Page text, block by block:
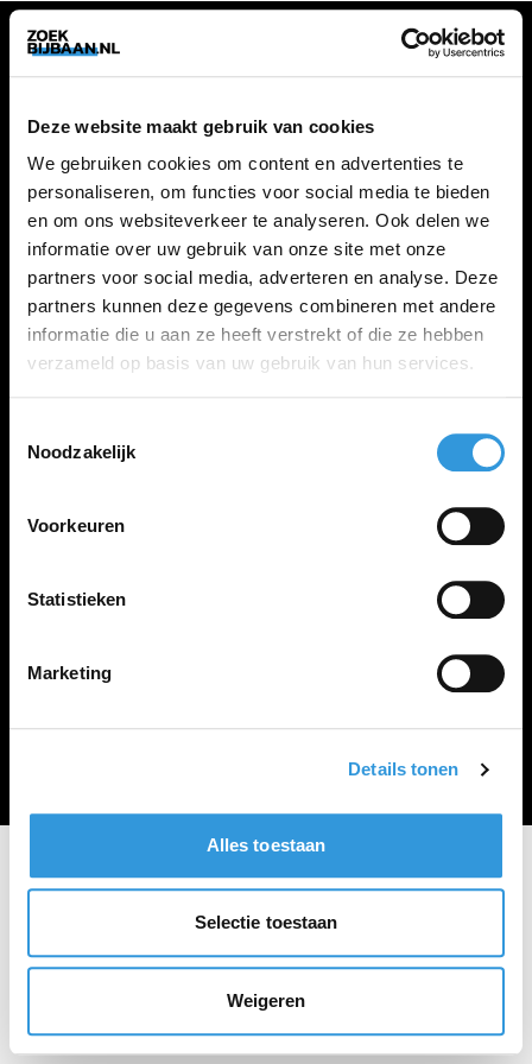
Deze website maakt gebruik van cookies
We gebruiken cookies om content en advertenties te
personaliseren, om functies voor social media te bieden
en om ons websiteverkeer te analyseren. Ook delen we
informatie over uw gebruik van onze site met onze
partners voor social media, adverteren en analyse. Deze
partners kunnen deze gegevens combineren met andere
informatie die u aan ze heeft verstrekt of die ze hebben
verzameld op basis van uw gebruik van hun services.
Noodzakelijk
Voorkeuren
Statistieken
Marketing
Details tonen
Alles toestaan
Selectie toestaan
Weigeren
ZOEKBIJBAAN
FAQ
Kennis maken met MELON
VACATURES
Alle vacatures